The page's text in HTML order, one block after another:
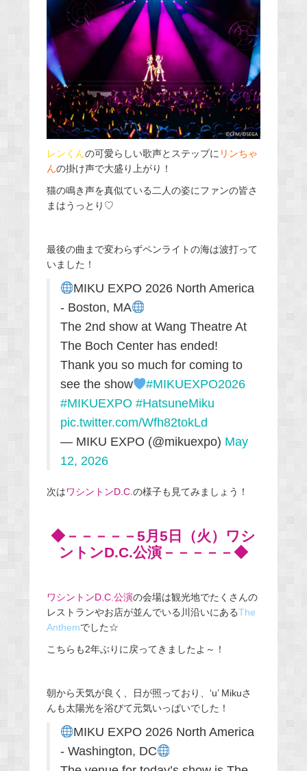
レンくんの可愛らしい歌声とステップに リンちゃ
んの掛け声で大盛り上がり！
猫の鳴き声を真似ている二人の姿にファンの皆さ
まはうっとり♡
最後の曲まで変わらずペンライトの海は波打って
いました！
MIKU EXPO 2026 North America
- Boston, MA
The 2nd show at Wang Theatre At
The Boch Center has ended!
Thank you so much for coming to
see the show
#MIKUEXPO2026
#MIKUEXPO #HatsuneMiku
pic.twitter.com/Wfh82tokLd
— MIKU EXPO (@mikuexpo) May
12, 2026
次はワシントンD.C. の様子も見てみましょう！
◆－－－－－5月5日（火）ワシ
ントンD.C.公演－－－－－◆
ワシントンD.C.公演の会場は観光地でたくさんの
レストランやお店が並んでいる川沿いにあるThe
Anthemでした☆
こちらも2年ぶりに戻ってきましたよ～！
朝から天気が良く、日が照っており、‘u’ Mikuさ
んも太陽光を浴びて元気いっぱいでした！
MIKU EXPO 2026 North America
- Washington, DC